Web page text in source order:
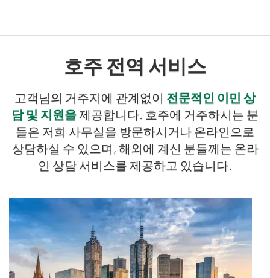
호주 전역 서비스
고객님의 거주지에 관계없이 전문적인 이민 상
담 및 지원을제공합니다. 호주에 거주하시는 분
들은 저희 사무실을 방문하시거나 온라인으로
상담하실 수 있으며, 해외에 계신 분들께는 온라
인 상담 서비스를 제공하고 있습니다.